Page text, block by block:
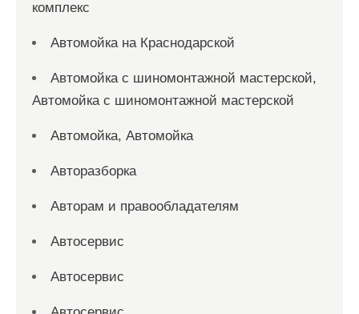
комплекс
Автомойка на Краснодарской
Автомойка с шиномонтажной мастерской,
Автомойка с шиномонтажной мастерской
Автомойка, Автомойка
Авторазборка
Авторам и правообладателям
Автосервис
Автосервис